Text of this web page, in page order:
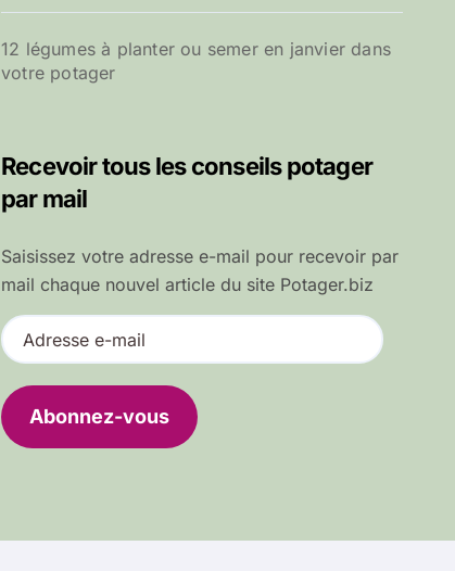
12 légumes à planter ou semer en janvier dans
votre potager
Recevoir tous les conseils potager
par mail
Saisissez votre adresse e-mail pour recevoir par
mail chaque nouvel article du site Potager.biz
A
d
e
s
Abonnez-vous